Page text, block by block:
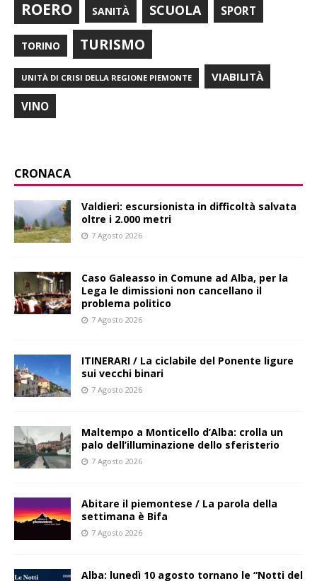
ROERO SANITÀ SCUOLA SPORT
TORINO TURISMO
UNITÀ DI CRISI DELLA REGIONE PIEMONTE VIABILITÀ
VINO
CRONACA
Valdieri: escursionista in difficoltà salvata
oltre i 2.000 metri
7 Agosto 2026
Caso Galeasso in Comune ad Alba, per la
Lega le dimissioni non cancellano il
problema politico
7 Agosto 2026
ITINERARI / La ciclabile del Ponente ligure
sui vecchi binari
7 Agosto 2026
Maltempo a Monticello d’Alba: crolla un
palo dell’illuminazione dello sferisterio
7 Agosto 2026
Abitare il piemontese / La parola della
settimana è Bifa
7 Agosto 2026
Alba: lunedì 10 agosto tornano le “Notti del